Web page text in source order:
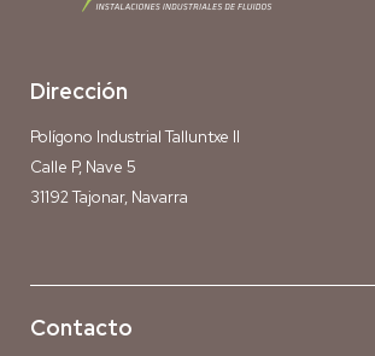
Dirección
Polígono Industrial Talluntxe II
Calle P, Nave 5
31192 Tajonar, Navarra
Contacto